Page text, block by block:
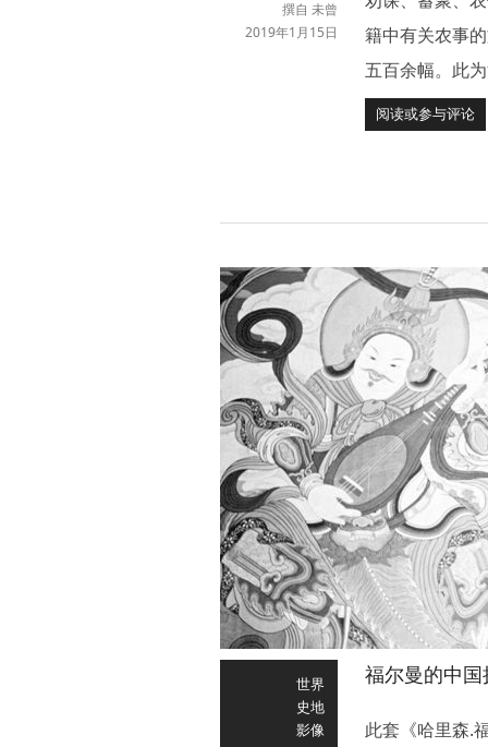
撰自 未曾
2019年1月15日
籍中有关农事
五百余幅。此
阅读或参与评论
世界
史地
影像
福尔曼的中
此套《哈里森.